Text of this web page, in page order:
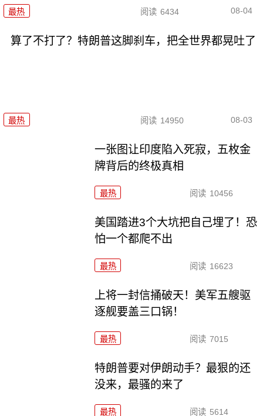
最热 阅读 6434 08-04
算了不打了？特朗普这脚刹车，把全世界都晃吐了
最热 阅读 14950 08-03
一张图让印度陷入死寂，五枚金
牌背后的终极真相
最热 阅读 10456
美国踏进3个大坑把自己埋了！恐
怕一个都爬不出
最热 阅读 16623
上将一封信捅破天！美军五艘驱
逐舰要盖三口锅！
最热 阅读 7015
特朗普要对伊朗动手？最狠的还
没来，最骚的来了
最热 阅读 5614